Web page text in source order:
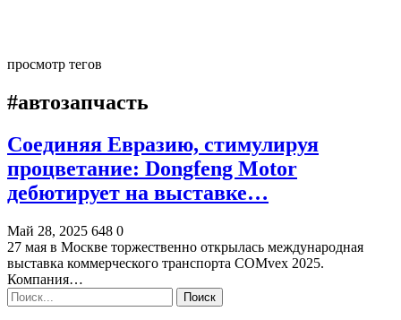
просмотр тегов
#автозапчасть
Соединяя Евразию, стимулируя
процветание: Dongfeng Motor
дебютирует на выставке…
Май 28, 2025 648 0
27 мая в Москве торжественно открылась международная
выставка коммерческого транспорта COMvex 2025.
Компания…